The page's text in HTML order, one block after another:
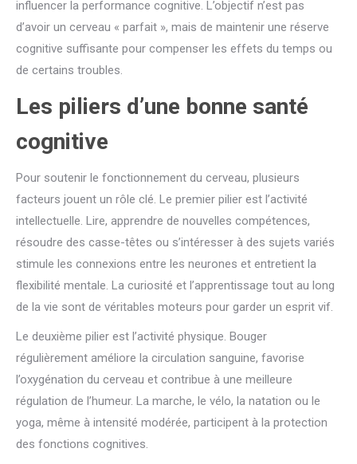
influencer la performance cognitive. L’objectif n’est pas
d’avoir un cerveau « parfait », mais de maintenir une réserve
cognitive suffisante pour compenser les effets du temps ou
de certains troubles.
Les piliers d’une bonne santé
cognitive
Pour soutenir le fonctionnement du cerveau, plusieurs
facteurs jouent un rôle clé. Le premier pilier est l’activité
intellectuelle. Lire, apprendre de nouvelles compétences,
résoudre des casse-têtes ou s’intéresser à des sujets variés
stimule les connexions entre les neurones et entretient la
flexibilité mentale. La curiosité et l’apprentissage tout au long
de la vie sont de véritables moteurs pour garder un esprit vif.
Le deuxième pilier est l’activité physique. Bouger
régulièrement améliore la circulation sanguine, favorise
l’oxygénation du cerveau et contribue à une meilleure
régulation de l’humeur. La marche, le vélo, la natation ou le
yoga, même à intensité modérée, participent à la protection
des fonctions cognitives.